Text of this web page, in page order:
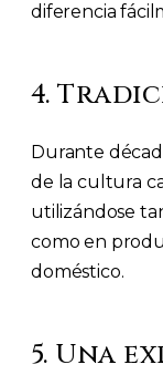
diferencia
4.
Durante
de la cultura
utilizándose
como en
doméstico.
5. Una